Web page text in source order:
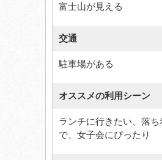
富士山が見える
交通
駐車場がある
オススメの利用シーン
ランチに行きたい、落
で、女子会にぴったり